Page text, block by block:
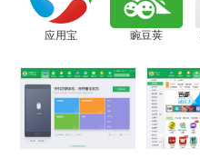
应用宝 豌豆荚